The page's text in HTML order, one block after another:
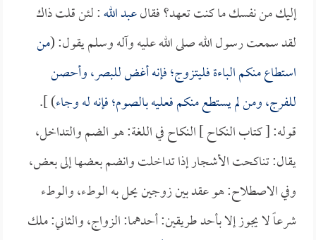
إليك من نفسك ما كنت تعهد؟ فقالعبد الله: لئن قلت ذاك
لقد سمعت رسول الله صلى الله عليه وآله وسلم يقول: (من
استطاع منكم الباءة فليتزوج؛ فإنه أغض للبصر، وأحصن
للفرج، ومن لم يستطع منكم فعليه بالصوم؛ فإنه له وجاء) ].
قوله: [ كتاب النكاح ] النكاح في اللغة: هو الضم والتداخل،
يقال: تناكحت الأشجار إذا تداخلت وانضم بعضها إلى بعض،
وفي الاصطلاح: هو عقد بين زوجين يحل به الوطء، والوطء
شرعاً لا يجوز إلا بأحد طريقين: أحدهما: الزواج، والثاني: ملك